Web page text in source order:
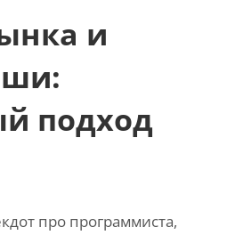
и
подход
про программиста,